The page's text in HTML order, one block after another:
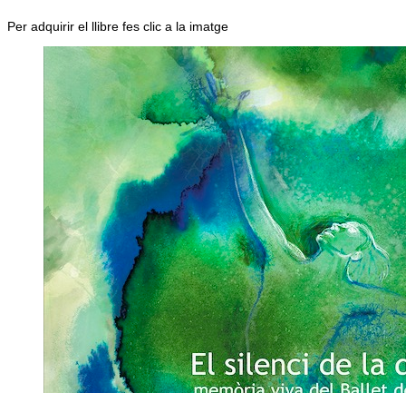
Per adquirir el llibre fes clic a la imatge